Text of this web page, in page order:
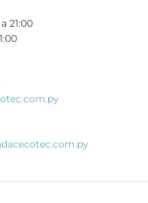
21:00